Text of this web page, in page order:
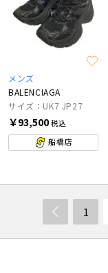
メンズ
BALENCIAGA
サイズ：UK7 JP27
￥93,500税込
船橋店
1